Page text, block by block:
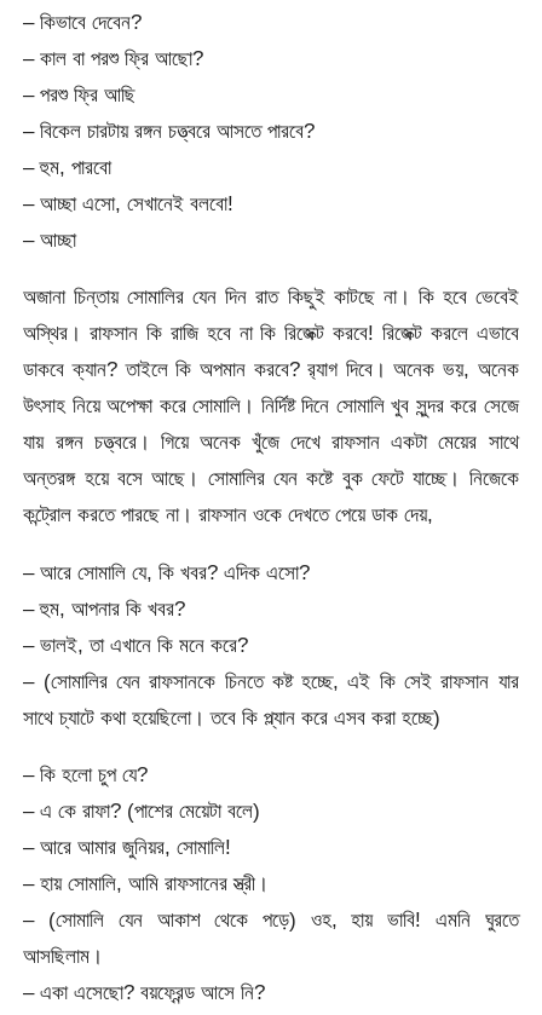
– কিভাবে দেবেন?
– কাল বা পরশু ফ্রি আছো?
– পরশু ফ্রি আছি
– বিকেল চারটায় রঙ্গন চত্ত্বরে আসতে পারবে?
– হুম, পারবো
– আচ্ছা এসো, সেখানেই বলবো!
– আচ্ছা
অজানা চিন্তায় সোমালির যেন দিন রাত কিছুই কাটছে না। কি হবে ভেবেই
অস্থির। রাফসান কি রাজি হবে না কি রিজেক্ট করবে! রিজেক্ট করলে এভাবে
ডাকবে ক্যান? তাইলে কি অপমান করবে? র‍্যাগ দিবে। অনেক ভয়, অনেক
উৎসাহ নিয়ে অপেক্ষা করে সোমালি। নির্দিষ্ট দিনে সোমালি খুব সুন্দর করে সেজে
যায় রঙ্গন চত্ত্বরে। গিয়ে অনেক খুঁজে দেখে রাফসান একটা মেয়ের সাথে
অন্তরঙ্গ হয়ে বসে আছে। সোমালির যেন কষ্টে বুক ফেটে যাচ্ছে। নিজেকে
কন্ট্রোল করতে পারছে না। রাফসান ওকে দেখতে পেয়ে ডাক দেয়,
– আরে সোমালি যে, কি খবর? এদিক এসো?
– হুম, আপনার কি খবর?
– ভালই, তা এখানে কি মনে করে?
– (সোমালির যেন রাফসানকে চিনতে কষ্ট হচ্ছে, এই কি সেই রাফসান যার
সাথে চ্যাটে কথা হয়েছিলো। তবে কি প্ল্যান করে এসব করা হচ্ছে)
– কি হলো চুপ যে?
– এ কে রাফা? (পাশের মেয়েটা বলে)
– আরে আমার জুনিয়র, সোমালি!
– হায় সোমালি, আমি রাফসানের স্ত্রী।
– (সোমালি যেন আকাশ থেকে পড়ে) ওহ, হায় ভাবি! এমনি ঘুরতে
আসছিলাম।
– একা এসেছো? বয়ফ্রেন্ড আসে নি?